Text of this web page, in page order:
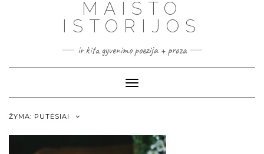
MAISTO
ISTORIJOS
ir kita gyvenimo poezija + proza
Toggle
Navigation
ŽYMA: PUTĖSIAI